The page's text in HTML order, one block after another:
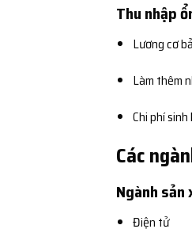
Thu nhập
Lương cơ
Làm thêm
Chi phí
Các
Ngành sản
Điện tử